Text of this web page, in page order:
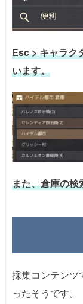
Esc > キャラク
います。
また、倉庫の検
採集コンテンツ
ったそうです。